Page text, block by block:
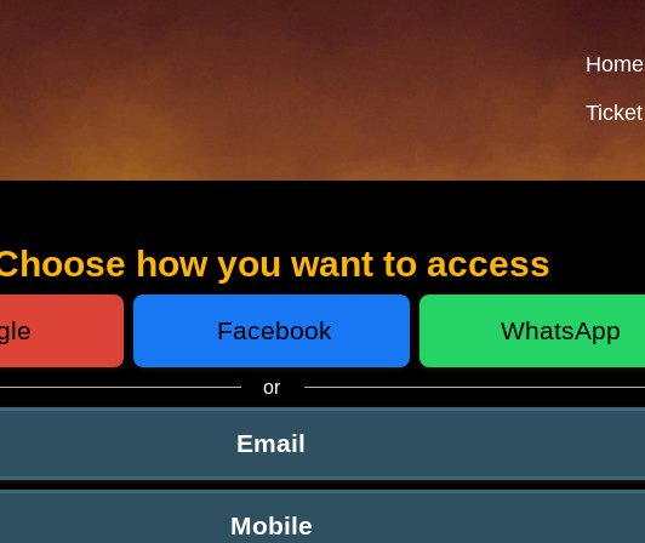
Home
Ticket
how you want to access
Facebook WhatsApp
or
Email
Mobile